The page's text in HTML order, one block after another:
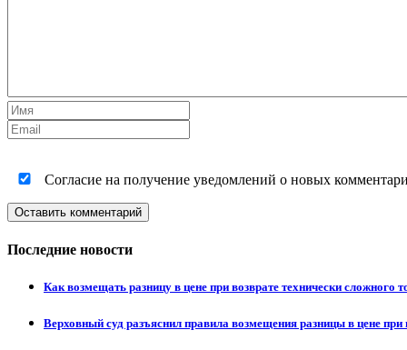
Согласие на получение уведомлений о новых
Оставить комментарий
Последние новости
Как возмещать разницу в цене при возврате технически сложного
Верховный суд разъяснил правила возмещения разницы в цене при